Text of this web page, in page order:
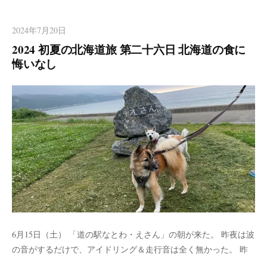
ッ
2024年7月20日
2024 初夏の北海道旅 第二十六日 北海道の食に
悔いなし
6月15日（土） 「道の駅なとわ・えさん」の朝が来た。 昨夜は波
の音がするだけで、アイドリング＆走行音は全く無かった。 昨